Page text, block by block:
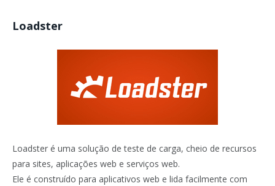
Loadster
Loadster é uma solução de teste de carga, cheio de recursos
para sites, aplicações web e serviços web.
Ele é construído para aplicativos web e lida facilmente com